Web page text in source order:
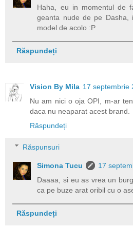
Haha, eu in momentul de
geanta nude de pe
model de acolo :P
Răspundeți
Vision By Mila 17 septembrie
Nu am nici o oja OPI, m-ar
daca nu neaparat acest brand.
Răspundeți
Răspunsuri
Simona Tucu
17
Daaaa, si eu as vrea un
ca pe buze arat oribil cu o
Răspundeți